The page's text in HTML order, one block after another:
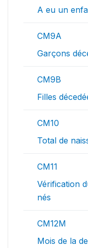
A eu un
CM9A
Garçons
CM9B
Filles
CM10
Total de
CM11
Vérification
nés
CM12M
Mois de la